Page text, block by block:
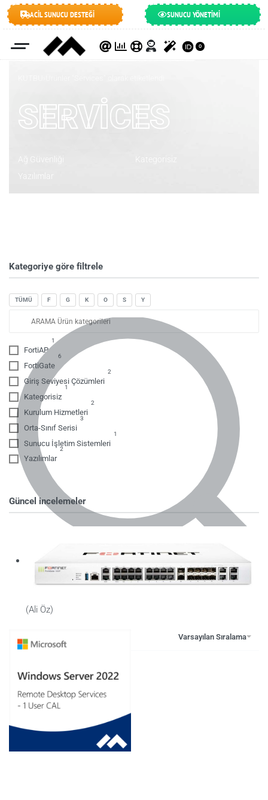
ACİL SUNUCU DESTEĞİ SUNUCU YÖNETİMİ
0
SERVICES
Ağ Güvenliği
Yazılımlar
Kategoriye göre filtrele
TÜMÜ F G K O S Y
FortiAP
1
FortiGate
6
Giriş Seviyesi Çözümleri
2
Kategorisiz
1
Kurulum Hizmetleri
2
Orta-Sınıf Serisi
3
Sunucu İşletim Sistemleri
1
Yazılımlar
2
Güncel incelemeler
5 üzerinden
(Ali Öz)
Varsayılan Sıralama
Windows Server 2022 Remote Desktop
Services – 1 User CAL